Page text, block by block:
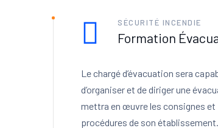
SÉCURITÉ INCENDIE
Formation
Le chargé d’évacuation sera
d’organiser et de diriger une
mettra en œuvre les consignes et
procédures de son établissement.